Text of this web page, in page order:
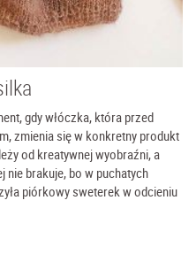
gdy włóczka, która przed
zmienia się w konkretny produkt
od kreatywnej wyobraźni, a
nie brakuje, bo w puchatych
piórkowy sweterek w odcieniu